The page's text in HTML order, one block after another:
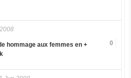
0
hommage aux femmes en +